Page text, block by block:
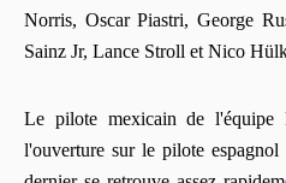
Norris, Oscar Piastri, George
Sainz Jr, Lance Stroll et Nico
Le pilote mexicain de
l'ouverture sur le pilote